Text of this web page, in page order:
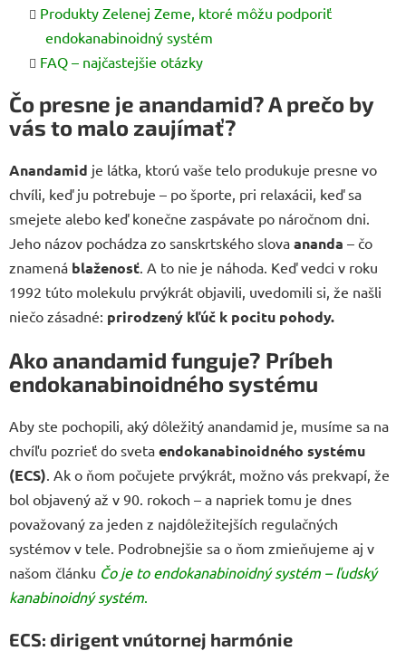
Produkty Zelenej Zeme, ktoré môžu podporiť
endokanabinoidný systém
FAQ – najčastejšie otázky
Čo presne je anandamid? A prečo by
vás to malo zaujímať?
Anandamid je látka, ktorú vaše telo produkuje presne vo
chvíli, keď ju potrebuje – po športe, pri relaxácii, keď sa
smejete alebo keď konečne zaspávate po náročnom dni.
Jeho názov pochádza zo sanskrtského slova ananda – čo
znamená blaženosť. A to nie je náhoda. Keď vedci v roku
1992 túto molekulu prvýkrát objavili, uvedomili si, že našli
niečo zásadné: prirodzený kľúč k pocitu pohody.
Ako anandamid funguje? Príbeh
endokanabinoidného systému
Aby ste pochopili, aký dôležitý anandamid je, musíme sa na
chvíľu pozrieť do sveta endokanabinoidného systému
(ECS) . Ak o ňom počujete prvýkrát, možno vás prekvapí, že
bol objavený až v 90. rokoch – a napriek tomu je dnes
považovaný za jeden z najdôležitejších regulačných
systémov v tele. Podrobnejšie sa o ňom zmieňujeme aj v
našom článku Čo je to endokanabinoidný systém – ľudský
kanabinoidný systém
ECS: dirigent vnútornej harmónie